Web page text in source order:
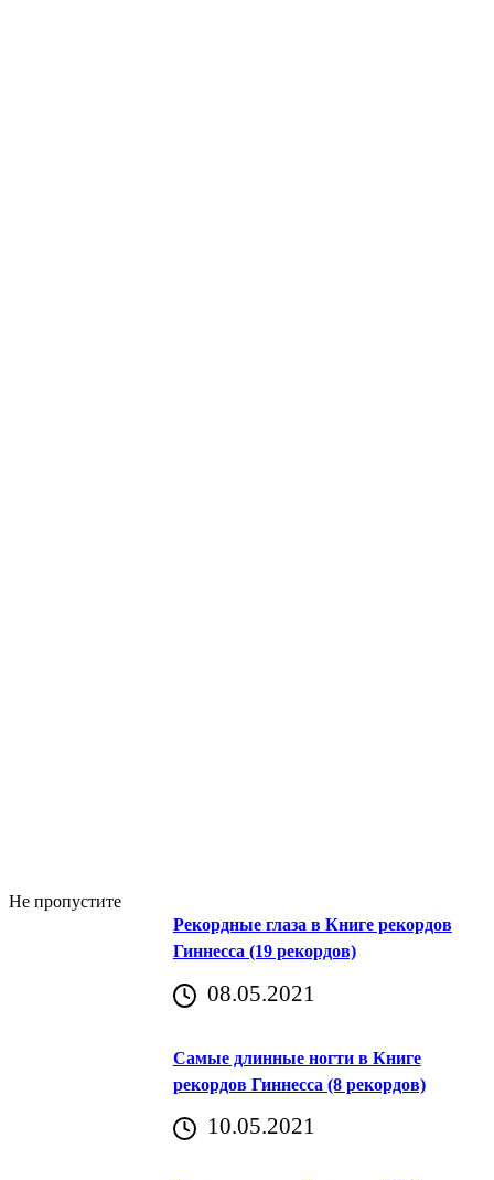
Не пропустите
Рекордные глаза в Книге рекордов
Гиннесса (19 рекордов)
08.05.2021
Самые длинные ногти в Книге
рекордов Гиннесса (8 рекордов)
10.05.2021